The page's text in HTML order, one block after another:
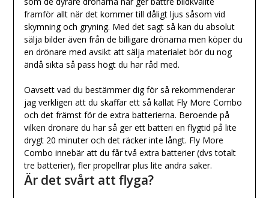
framför allt när det kommer till dåligt ljus såsom vid
skymning och gryning. Med det sagt så kan du absolut
sälja bilder även från de billigare drönarna men köper du
en drönare med avsikt att sälja materialet bör du nog
ändå sikta så pass högt du har råd med.
Oavsett vad du bestämmer dig för så rekommenderar
jag verkligen att du skaffar ett så kallat Fly More Combo
och det främst för de extra batterierna. Beroende på
vilken drönare du har så ger ett batteri en flygtid på lite
drygt 20 minuter och det räcker inte långt. Fly More
Combo innebär att du får två extra batterier (dvs totalt
tre batterier), fler propellrar plus lite andra saker.
Är det svårt att flyga?